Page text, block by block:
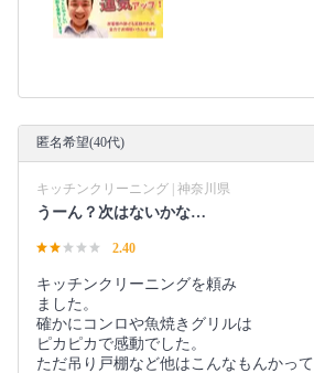
匿名希望(40代)
キッチンクリーニング | 神奈川県
うーん？次はないかな…
2.40
キッチンクリーニングを頼み
ました。
確かにコンロや魚焼きグリルは
ピカピカで感動でした。
ただ吊り戸棚など他はこんなもんかって